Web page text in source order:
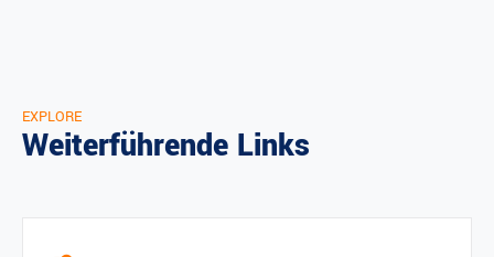
EXPLORE
Weiterführende Links